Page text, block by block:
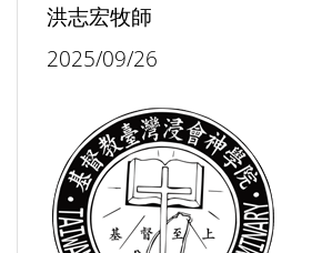
洪志宏牧師
2025/09/26